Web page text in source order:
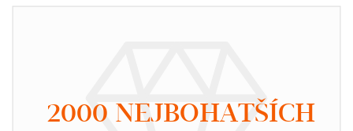
2000 NEJBOHATŠÍCH